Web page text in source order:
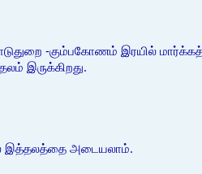
-கும்பகோணம் இரயில்
இருக்கிறது.
இத்தலத்தை அடையலாம்.